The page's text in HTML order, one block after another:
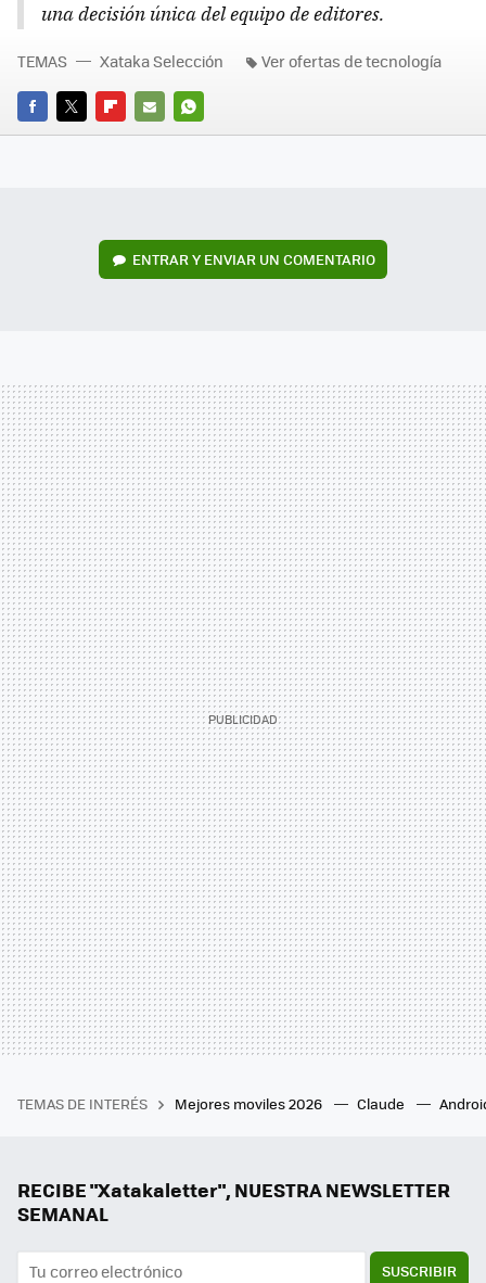
una decisión única del equipo de editores.
FACEBOOK
TWITTERFLIPBOARD
E-
WHATSAPP
TEMAS Xataka Selección Ver ofertas de tecnología
ENTRAR Y ENVIAR UN COMENTARIO
TEMAS DE INTERÉS Mejores moviles 2026 Claude
RECIBE "Xatakaletter", NUESTRA NEWSLETTER
SEMANAL
SUSCRIBIR